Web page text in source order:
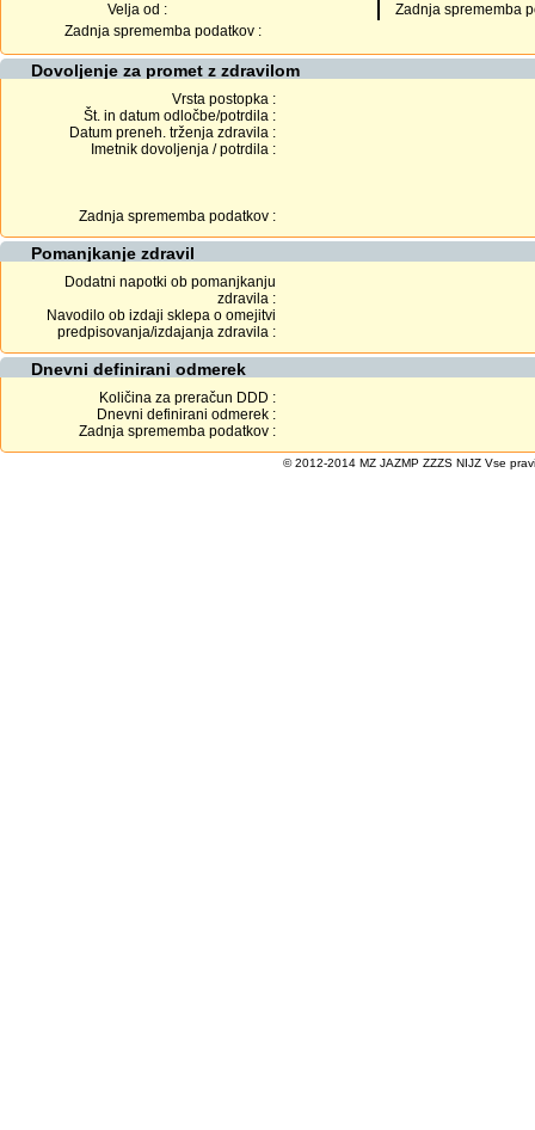
Velja od :
Zadnja sprememba
Zadnja sprememba podatkov :
Dovoljenje za promet z zdravilom
Vrsta postopka :
Št. in datum odločbe/potrdila :
Datum preneh. trženja zdravila :
Imetnik dovoljenja / potrdila :
Zadnja sprememba podatkov :
Pomanjkanje zdravil
Dodatni napotki ob pomanjkanju
zdravila :
Navodilo ob izdaji sklepa o omejitvi
predpisovanja/izdajanja zdravila :
Dnevni definirani odmerek
Količina za preračun DDD :
Dnevni definirani odmerek :
Zadnja sprememba podatkov :
© 2012-2014 MZ JAZMP ZZZS NIJZ Vse